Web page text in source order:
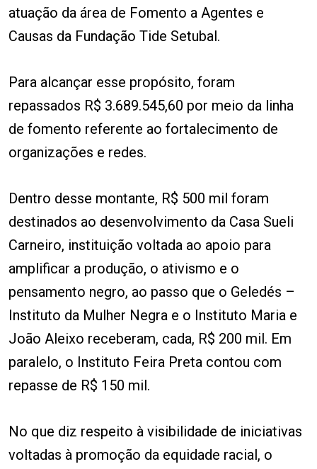
atuação da área de Fomento a Agentes e
Causas da Fundação Tide Setubal.
Para alcançar esse propósito, foram
repassados R$ 3.689.545,60 por meio da linha
de fomento referente ao fortalecimento de
organizações e redes.
Dentro desse montante, R$ 500 mil foram
destinados ao desenvolvimento da Casa Sueli
Carneiro, instituição voltada ao apoio para
amplificar a produção, o ativismo e o
pensamento negro, ao passo que o Geledés –
Instituto da Mulher Negra e o Instituto Maria e
João Aleixo receberam, cada, R$ 200 mil. Em
paralelo, o Instituto Feira Preta contou com
repasse de R$ 150 mil.
No que diz respeito à visibilidade de iniciativas
voltadas à promoção da equidade racial, o